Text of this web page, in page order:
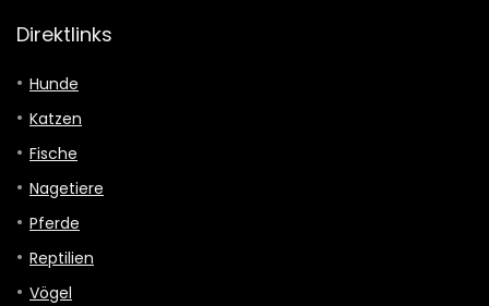
Direktlinks
Hunde
Katzen
Fische
Nagetiere
Pferde
Reptilien
Vögel